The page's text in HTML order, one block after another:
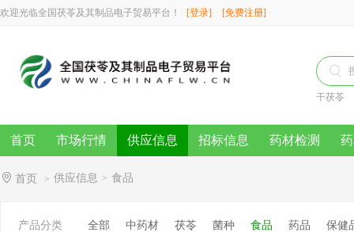
欢迎光临全国茯苓及其制品电子贸易平台！ [登录] [免费注册]

干茯苓
首页 市场行情 供应信息 招标信息 药材检测
首页 > 供应信息 > 食品
产品分类 全部 中药材 茯苓 菌种 食品 药品 保健